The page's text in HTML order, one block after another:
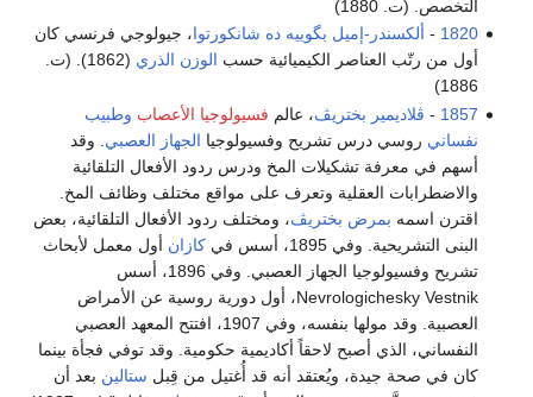
التخصص. (ت. 1880)
1820
- ألكسندر-إميل بگوييه ده شانكورتوا، جيولوجي فرنسي كان
أول من رتّب العناصر الكيميائية حسب الوزن الذري
(1862). (ت.
1886)
1857
- ڤلاديمير بختريڤ، عالم فسيولوجيا الأعصاب وطبيب
نفساني روسي درس تشريح وفسيولوجيا الجهاز العصبي . وقد
أسهم في معرفة تشكيلات المخ ودرس ردود الأفعال التلقائية
والاضطرابات العقلية وتعرف على مواقع مختلف وظائف المخ.
اقترن اسمه بمرض بختريڤ، ومختلف ردود الأفعال التلقائية، بعض
البنى التشريحية. وفي 1895، أسس في
كازان أول معمل لأبحاث
تشريح وفسيولوجيا الجهاز العصبي. وفي 1896، أسس
Nevrologichesky Vestnik، أول دورية روسية عن الأمراض
العصبية. وقد مولها بنفسه، وفي 1907، افتتح المعهد العصبي
النفساني، الذي أصبح لاحقاً أكاديمية حكومية. وقد توفي فجأة بينما
كان في صحة جيدة، ويُعتقد أنه قد أُغتيل من قِبل ستالين بعد أن